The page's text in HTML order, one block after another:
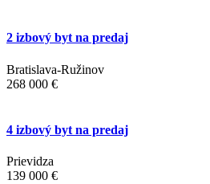
2 izbový byt na predaj
Bratislava-Ružinov
268 000 €
4 izbový byt na predaj
Prievidza
139 000 €